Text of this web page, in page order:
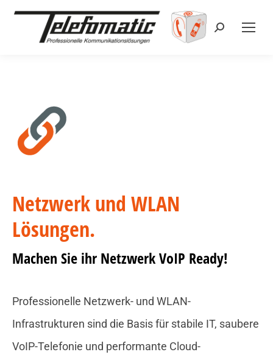
Search:
Netzwerk und WLAN
Lösungen.
Machen Sie ihr Netzwerk VoIP Ready!
Professionelle Netzwerk- und WLAN-
Infrastrukturen sind die Basis für stabile IT, saubere
VoIP-Telefonie und performante Cloud-